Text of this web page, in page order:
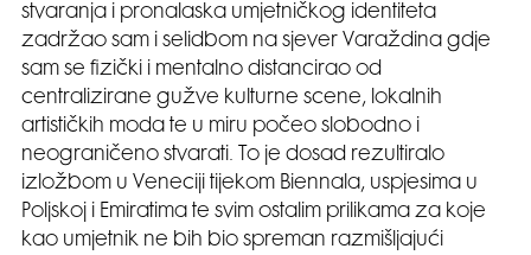
stvaranja i pronalaska umjetničkog identiteta
zadržao sam i selidbom na sjever Varaždina gdje
sam se fizički i mentalno distancirao od
centralizirane gužve kulturne scene, lokalnih
artističkih moda te u miru počeo slobodno i
neograničeno stvarati. To je dosad rezultiralo
izložbom u Veneciji tijekom Biennala, uspjesima u
Poljskoj i Emiratima te svim ostalim prilikama za koje
kao umjetnik ne bih bio spreman razmišljajući